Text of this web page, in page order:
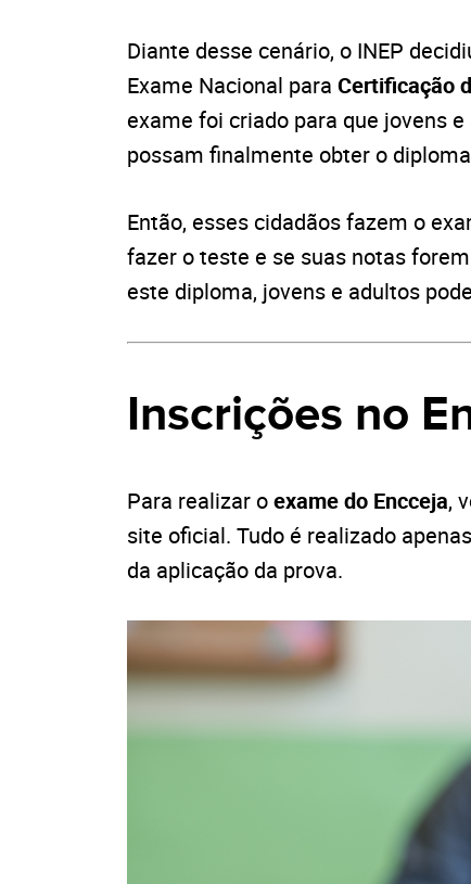
Diante desse cenário, o INEP
Exame Nacional para Certificação
exame foi criado para que jovens
possam finalmente obter o
Então, esses cidadãos fazem o
fazer o teste e se suas notas
este diploma, jovens e adultos
Inscrições no
Para realizar oexame do Encceja,
site oficial. Tudo é realizado
da aplicação da prova.